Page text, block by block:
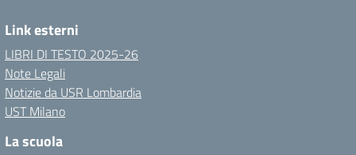
Link esterni
LIBRI DI TESTO 2025-26
Note Legali
Notizie da USR Lombardia
UST Milano
La scuola